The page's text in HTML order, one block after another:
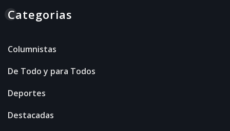
Categorias
Columnistas
De Todo y para Todos
Deportes
Destacadas